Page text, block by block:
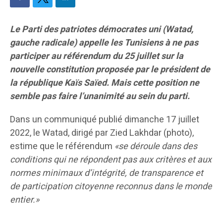
Le Parti des patriotes démocrates uni (Watad,
gauche radicale) appelle les Tunisiens à ne pas
participer au référendum du 25 juillet sur la
nouvelle constitution proposée par le président de
la république Kaïs Saïed.Mais cette position ne
semble pas faire l’unanimité au sein du parti.
Dans un communiqué publié dimanche 17 juillet
2022, le Watad, dirigé par Zied Lakhdar (photo),
estime que le référendum «se déroule dans des
conditions qui ne répondent pas aux critères et aux
normes minimaux d’intégrité, de transparence et
de participation citoyenne reconnus dans le monde
entier.»